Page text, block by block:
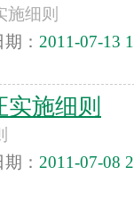
施细则
期： 2011-07-13
施细则
期： 2011-07-08